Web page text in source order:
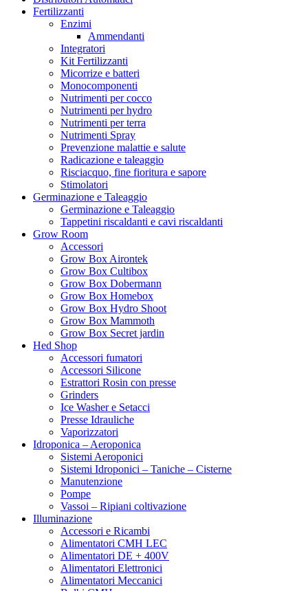
Crop Max
Cultibox
Cultilite
Danish Tray
Data Technologies, Ltd
DaVinci
Delicious seeds
DELTA9 ANALYTICS
Desch
Devil’s Harvest
Dexso
Digger One Hitter
Dinafem
DLI
DNA Genetics – Reserva Privada
DNA Gentics
Dobermann Tents
Doypack
DSP Genetics
DTC
Dutch Passion
Dynavap
EasyGrow
Eazy Plug
ELp
ELT
Emerald Harvest
Enecta
Eva Seeds
Exotic Seeds
Fast buds
Filter-it
FloraFlex
Flortis
Flower Farm
Four Peperoncino
Fral lampade
Garland
Gavita
Gecko Seeds
Genehtik
GHE/TA
Grain d’eau
Grass-o-matic
Green House Seeds
Green Mood
Green Planet
Fertilizzanti
Enzimi
Ammendanti
Integratori
Kit Fertilizzanti
Micorrize e batteri
Monocomponenti
Nutrimenti per cocco
Nutrimenti per hydro
Nutrimenti per terra
Nutrimenti Spray
Prevenzione malattie e salute
Radicazione e taleaggio
Risciacquo, fine fioritura e sapore
Stimolatori
Germinazione e Taleaggio
Germinazione e Taleaggio
Tappetini riscaldanti e cavi riscaldanti
Grow Room
Accessori
Grow Box Airontek
Grow Box Cultibox
Grow Box Dobermann
Grow Box Homebox
Grow Box Hydro Shoot
Grow Box Mammoth
Grow Box Secret jardin
Hed Shop
Accessori fumatori
Accessori Silicone
Estrattori Rosin con presse
Grinders
Ice Washer e Setacci
Presse Idrauliche
Vaporizzatori
Idroponica – Aeroponica
Sistemi Aeroponici
Sistemi Idroponici – Taniche – Cisterne
Manutenzione
Pompe
Vassoi – Ripiani coltivazione
Illuminazione
Accessori e Ricambi
Alimentatori CMH LEC
Alimentatori DE + 400V
Alimentatori Elettronici
Alimentatori Meccanici